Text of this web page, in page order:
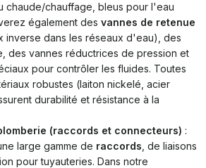
chaude/chauffage, bleus pour l'eau
également des vannes de retenue
inverse dans les réseaux d'eau), des
des vannes réductrices de pression et
pour contrôler les fluides. Toutes
robustes (laiton nickelé, acier
durabilité et résistance à la
(raccords et connecteurs) :
large gamme de raccords , de liaisons
pour tuyauteries. Dans notre